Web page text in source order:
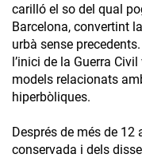
carilló el so del qual
Barcelona, convertint
urbà sense
l’inici de la Guerra
models relacionats
hiperbòliques.
Després de més de
conservada i dels